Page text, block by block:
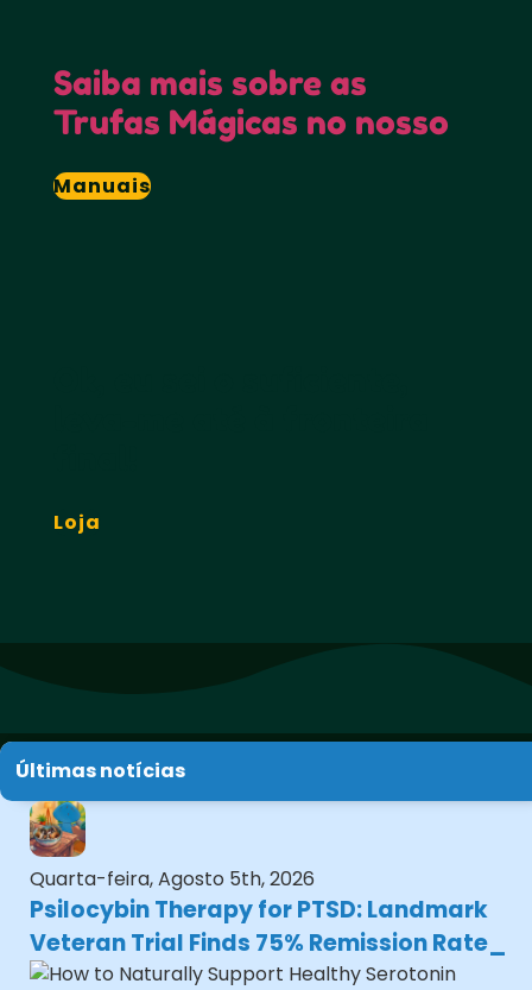
Saiba mais sobre as
Trufas Mágicas no nosso
Manuais
Loja
Últimas notícias
Quarta-feira, Agosto 5th, 2026
Psilocybin Therapy for PTSD: Landmark
Veteran Trial Finds 75% Remission Rate